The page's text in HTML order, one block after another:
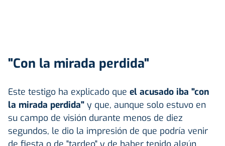
"Con la mirada perdida"
Este testigo ha explicado que el acusado iba "con
la mirada perdida" y que, aunque solo estuvo en
su campo de visión durante menos de diez
segundos, le dio la impresión de que podría venir